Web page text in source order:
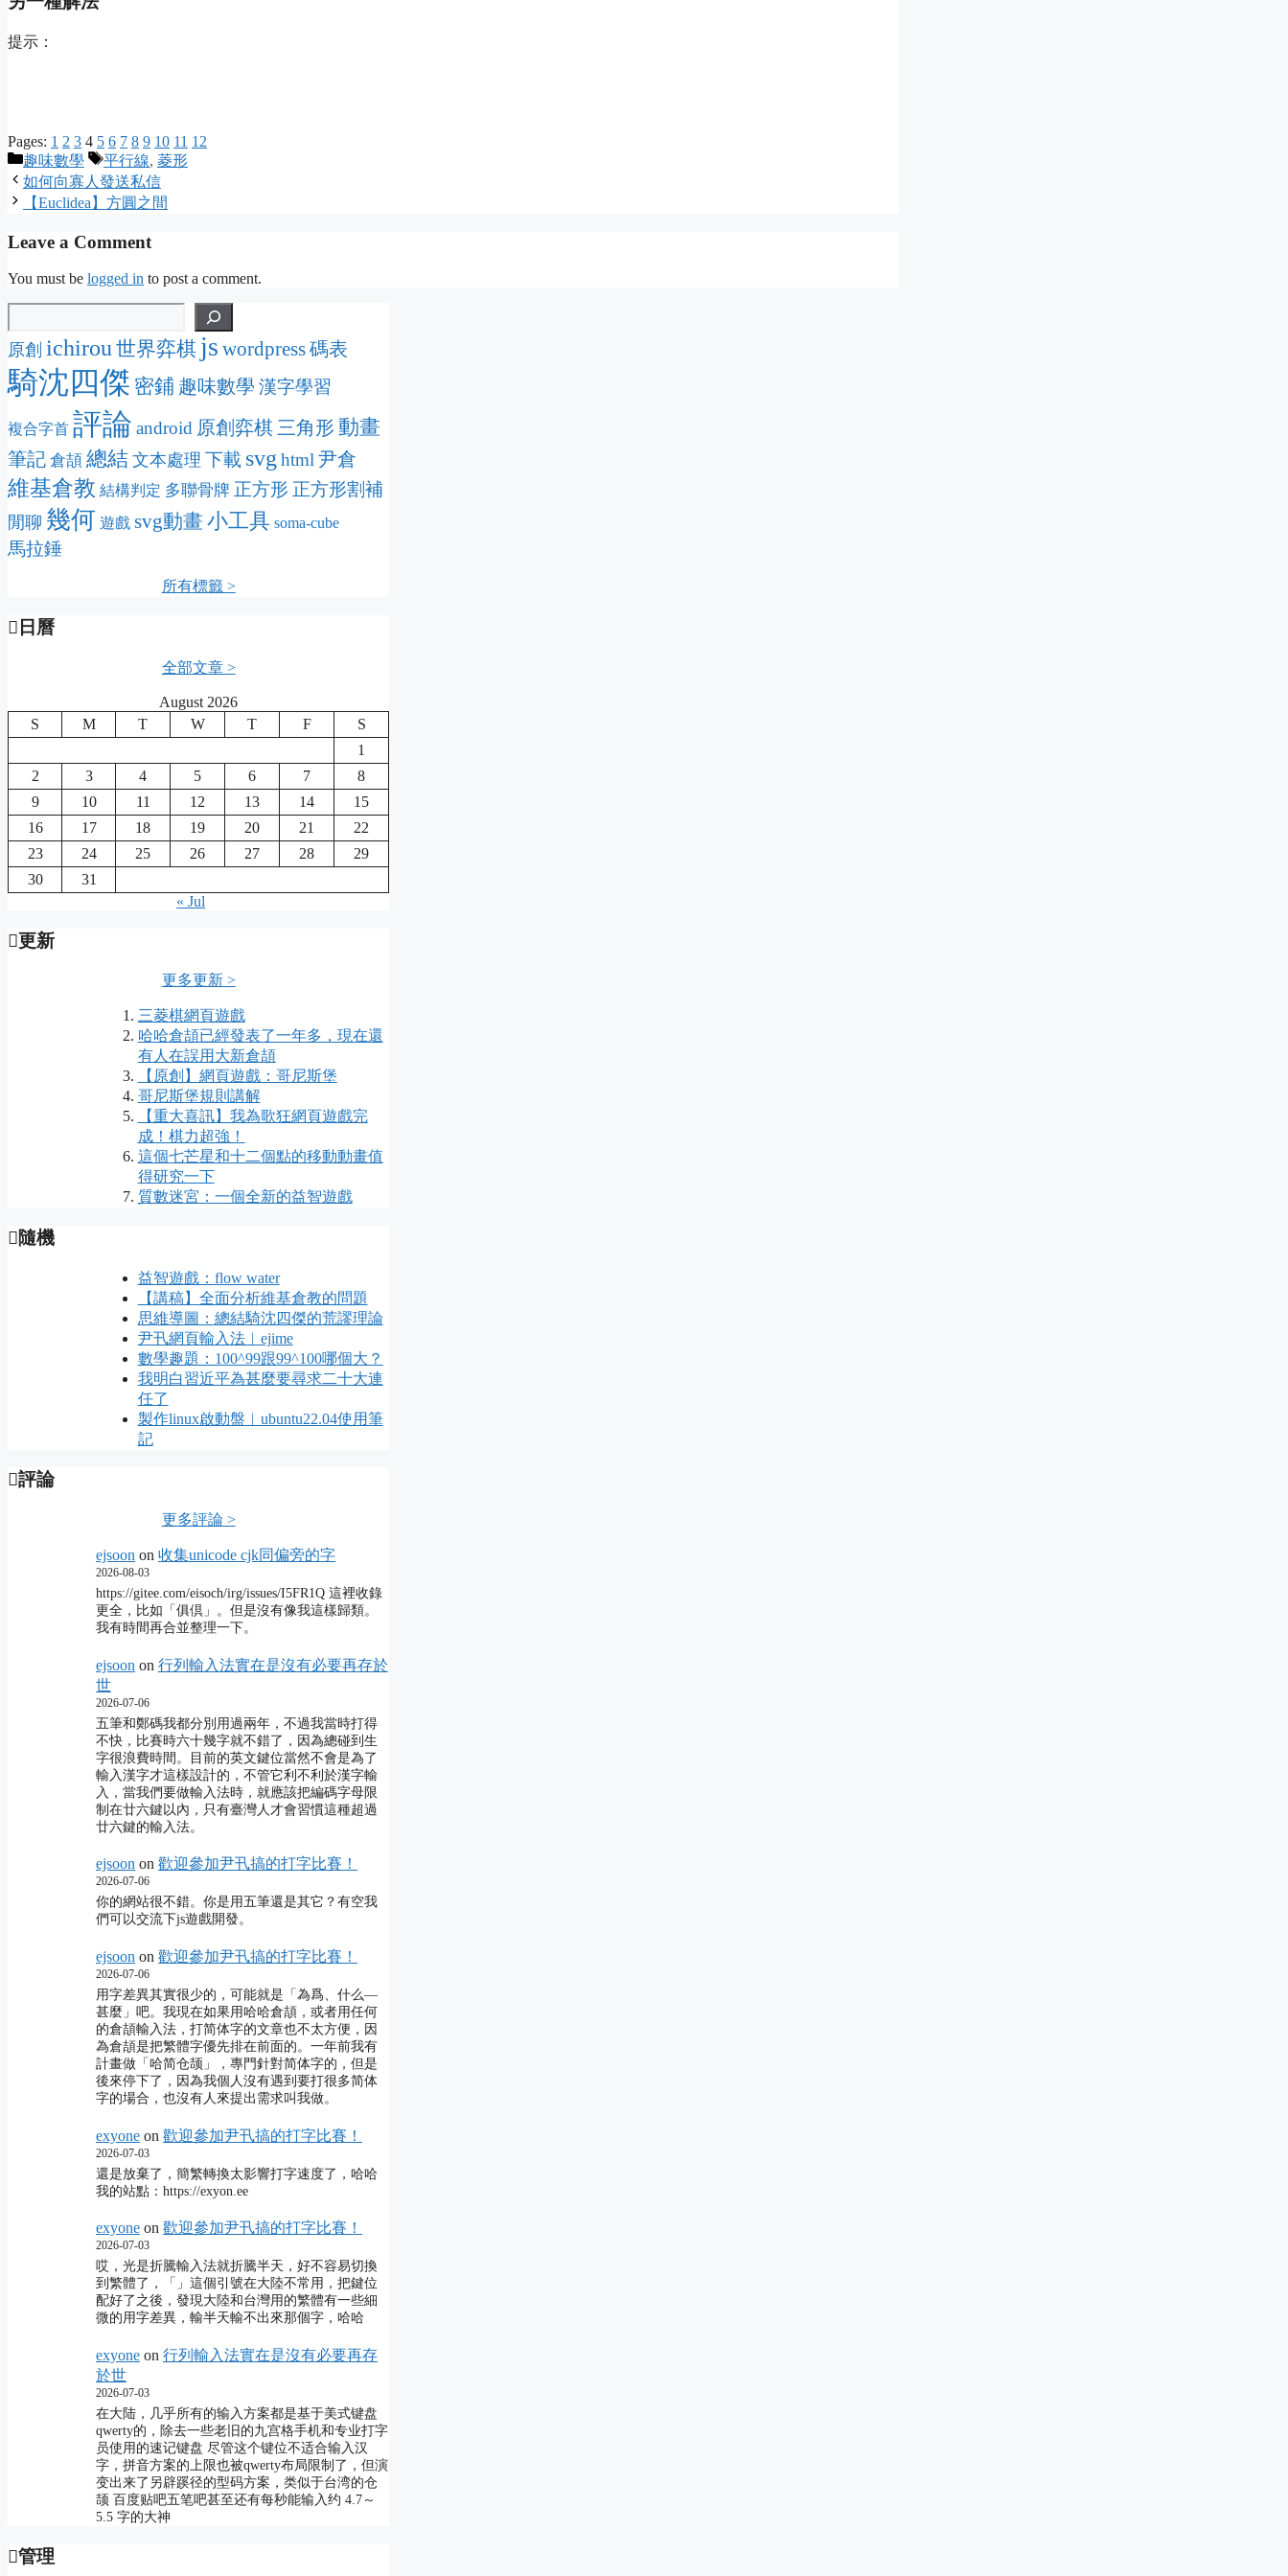
提示：
Pages: 1 2 3 4 5 6 7 8 9 10 11 12
Categories
趣味數學 Tags
平行線, 菱形
如何向寡人發送私信
【Euclidea】方圓之間
Leave a Comment
You must be logged in to post a comment.
原創 ichirou世界弈棋 js wordpress碼表
騎沈四傑 密鋪 趣味數學 漢字學習
複合字首 評論 android 原創弈棋 三角形 動畫
筆記 倉頡 總結 文本處理 下載 svg html尹倉
維基倉教 結構判定 多聯骨牌 正方形 正方形割補
閒聊 幾何 遊戲 svg動畫 小工具 soma-cube
馬拉錘
所有標籤 >
日曆
全部文章 >
August 2026
S
M T W T F
S
1
2
3 4 5 6 7
8
9
10 11 12 13 14
15
16
17 18 19 20 21
22
23
24 25 26 27 28
29
30
31
« Jul
更新
更多更新 >
三菱棋網頁遊戲
哈哈倉頡已經發表了一年多，現在還
有人在誤用大新倉頡
【原創】網頁遊戲：哥尼斯堡
哥尼斯堡規則講解
【重大喜訊】我為歌狂網頁遊戲完
成！棋力超強！
這個七芒星和十二個點的移動動畫值
得研究一下
質數迷宮：一個全新的益智遊戲
隨機
益智遊戲：flow water
【講稿】全面分析維基倉教的問題
思維導圖：總結騎沈四傑的荒謬理論
尹卂網頁輸入法︱ejime
數學趣題：100^99跟99^100哪個大？
我明白習近平為甚麼要尋求二十大連
任了
製作linux啟動盤︱ubuntu22.04使用筆
記
評論
更多評論 >
ejsoon on 收集unicode cjk同偏旁的字
2026-08-03
https://gitee.com/eisoch/irg/issues/I5FR1Q 這裡收錄
更全，比如「俱倶」。但是沒有像我這樣歸類。
我有時間再合並整理一下。
ejsoon on 行列輸入法實在是沒有必要再存於
世
2026-07-06
五筆和鄭碼我都分別用過兩年，不過我當時打得
不快，比賽時六十幾字就不錯了，因為總碰到生
字很浪費時間。目前的英文鍵位當然不會是為了
輸入漢字才這樣設計的，不管它利不利於漢字輸
入，當我們要做輸入法時，就應該把編碼字母限
制在廿六鍵以內，只有臺灣人才會習慣這種超過
廿六鍵的輸入法。
ejsoon on 歡迎參加尹卂搞的打字比賽！
2026-07-06
你的網站很不錯。你是用五筆還是其它？有空我
們可以交流下js遊戲開發。
ejsoon on 歡迎參加尹卂搞的打字比賽！
2026-07-06
用字差異其實很少的，可能就是「為爲、什么―
甚麼」吧。我現在如果用哈哈倉頡，或者用任何
的倉頡輸入法，打简体字的文章也不太方便，因
為倉頡是把繁體字優先排在前面的。一年前我有
計畫做「哈简仓颉」，專門針對简体字的，但是
後來停下了，因為我個人沒有遇到要打很多简体
字的場合，也沒有人來提出需求叫我做。
exyone on 歡迎參加尹卂搞的打字比賽！
2026-07-03
還是放棄了，簡繁轉換太影響打字速度了，哈哈
我的站點：https://exyon.ee
exyone on 歡迎參加尹卂搞的打字比賽！
2026-07-03
哎，光是折騰輸入法就折騰半天，好不容易切換
到繁體了，「」這個引號在大陸不常用，把鍵位
配好了之後，發現大陸和台灣用的繁體有一些細
微的用字差異，輸半天輸不出來那個字，哈哈
exyone on 行列輸入法實在是沒有必要再存
於世
2026-07-03
在大陆，几乎所有的输入方案都是基于美式键盘
qwerty的，除去一些老旧的九宫格手机和专业打字
员使用的速记键盘 尽管这个键位不适合输入汉
字，拼音方案的上限也被qwerty布局限制了，但演
变出来了另辟蹊径的型码方案，类似于台湾的仓
颉 百度贴吧五笔吧甚至还有每秒能输入约 4.7～
5.5 字的大神
管理